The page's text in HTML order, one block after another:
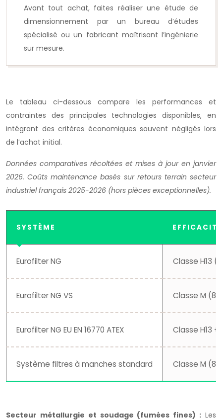
Avant tout achat, faites réaliser une étude de
dimensionnement par un bureau d’études
spécialisé ou un fabricant maîtrisant l’ingénierie
sur mesure.
Le tableau ci-dessous compare les performances et
contraintes des principales technologies disponibles, en
intégrant des critères économiques souvent négligés lors
de l’achat initial.
Données comparatives récoltées et mises à jour en janvier
2026. Coûts maintenance basés sur retours terrain secteur
industriel français 2025-2026 (hors pièces exceptionnelles).
SYSTÈME
Eurofilter NG Classe H13
Eurofilter NG VS Classe M
Eurofilter NG EU EN 16770 ATEX Classe H13 +
Système filtres à manches standard Classe M
Secteur métallurgie et soudage (fumées fines) : Les